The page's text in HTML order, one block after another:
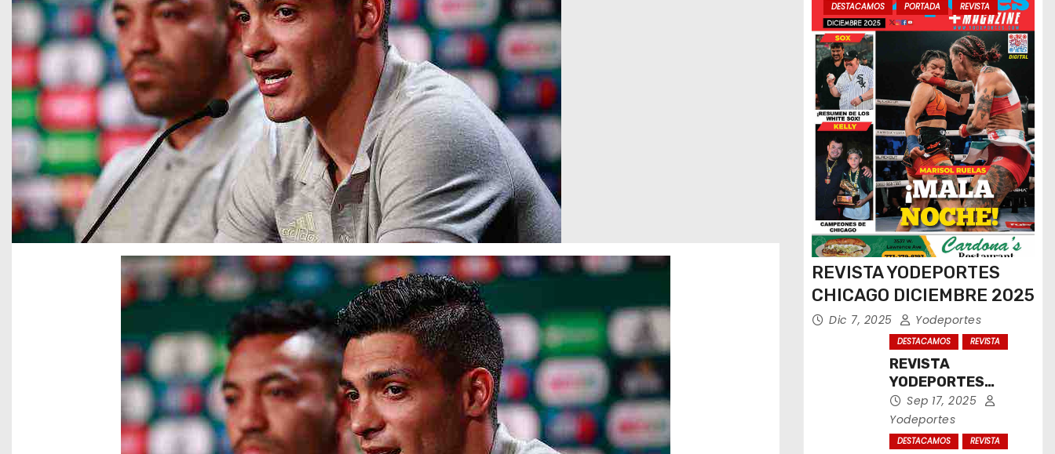
DESTACAMOS PORTADA REVISTA
REVISTA YODEPORTES
CHICAGO DICIEMBRE 2025
Dic 7, 2025 Yodeportes
DESTACAMOS REVISTA
REVISTA
YODEPORTES
CHICAGO
SEPTIEMBRE 2025
Sep 17, 2025
Yodeportes
DESTACAMOS REVISTA